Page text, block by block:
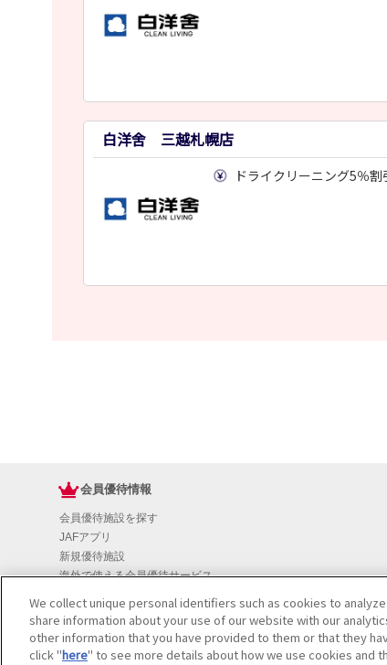
白洋舍 三越札幌店
ドライクリーニング5％割
会員優待情報
会員優待施設を探す
JAFアプリ
新規優待施設
海外で使える会員優待サービス
JAFライフサポート
JAF Mate
We collect unique personal identifiers such as cookies to
share information about your use of our website with our
other information that you have provided to them or that they
click "here" to see more details about how we use cookies and